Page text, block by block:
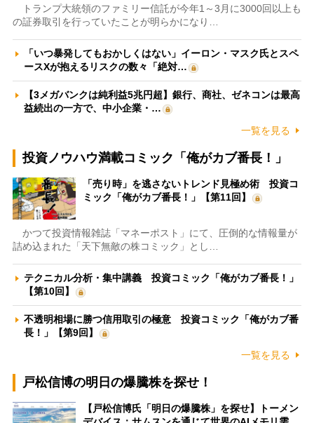
トランプ大統領のファミリー信託が今年1～3月に3000回以上も
の証券取引を行っていたことが明らかになり…
「いつ暴発してもおかしくはない」イーロン・マスク氏とスペ
ースXが抱えるリスクの数々「絶対…
【3メガバンクは純利益5兆円超】銀行、商社、ゼネコンは最高
益続出の一方で、中小企業・…
一覧を見る
投資ノウハウ満載コミック「俺がカブ番長！」
「売り時」を逃さないトレンド見極め術 投資コ
ミック「俺がカブ番長！」【第11回】
かつて投資情報雑誌「マネーポスト」にて、圧倒的な情報量が
詰め込まれた「天下無敵の株コミック」とし…
テクニカル分析・集中講義 投資コミック「俺がカブ番長！」
【第10回】
不透明相場に勝つ信用取引の極意 投資コミック「俺がカブ番
長！」【第9回】
一覧を見る
戸松信博の明日の爆騰株を探せ！
【戸松信博氏「明日の爆騰株」を探せ】トーメン